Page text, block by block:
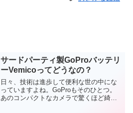
サードパーティ製GoProバッテリ
ーVemicoってどうなの？
日々、技術は進歩して便利な世の中にな
っていますよね。GoProもそのひとつ。
あのコンパクトなカメラで驚くほど綺麗